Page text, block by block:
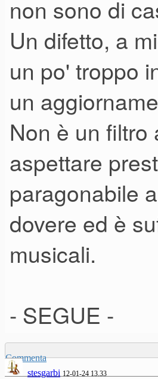
non sono di
Un difetto, a
un po' troppo
un
Non è un
aspettare
paragonabile
dovere ed è
musicali.
- SEGUE -
Commenta
stesgarbi 12-01-24 13.33